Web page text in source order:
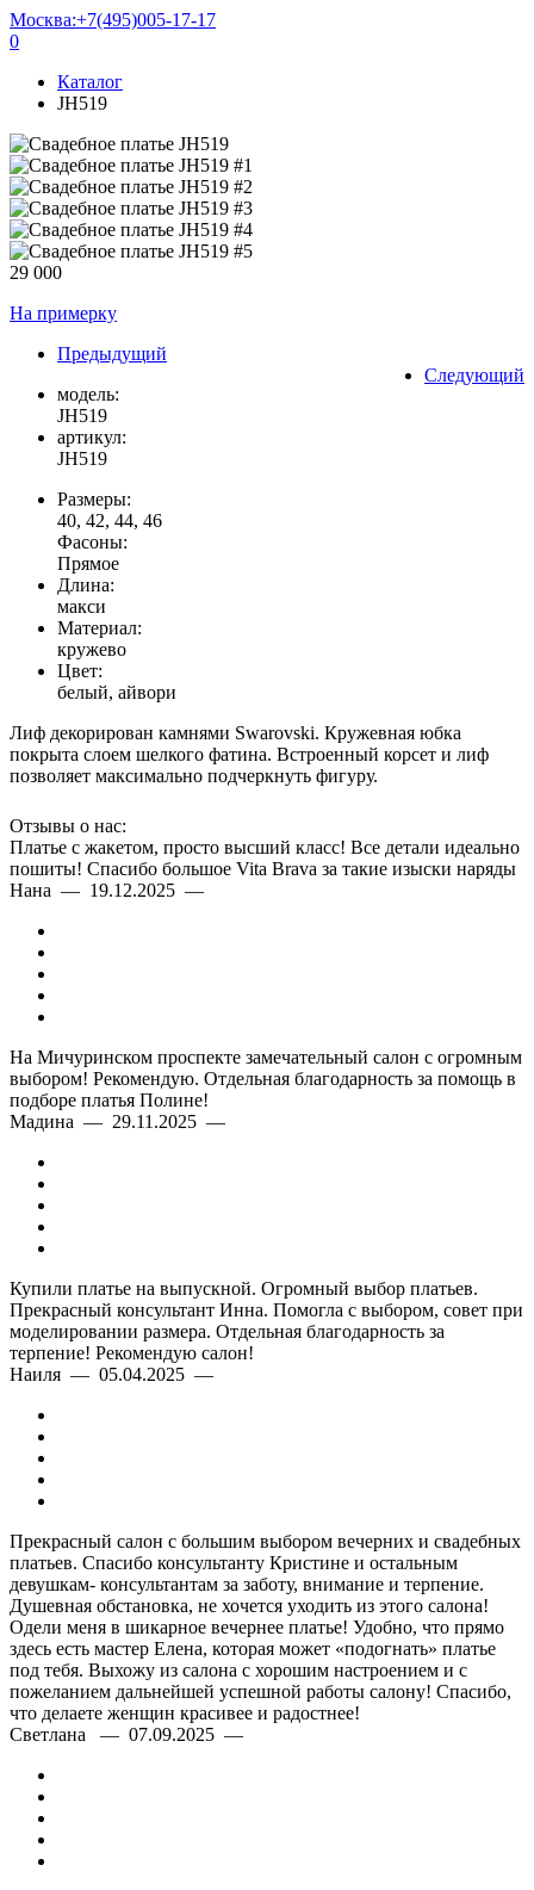
Москва:+7(495)005-17-17
0
Каталог
JH519
29 000
На примерку
Предыдущий
Следующий
модель:
JH519
артикул:
JH519
Размеры:
40, 42, 44, 46
Фасоны:
Прямое
Длина:
макси
Материал:
кружево
Цвет:
белый, айвори
Лиф декорирован камнями Swarovski. Кружевная юбка
покрыта слоем шелкого фатина. Встроенный корсет и лиф
позволяет максимально подчеркнуть фигуру.
Отзывы о нас:
Платье с жакетом, просто высший класс! Все детали идеально
пошиты! Спасибо большое Vita Brava за такие изыски наряды
Нана — 19.12.2025 —
На Мичуринском проспекте замечательный салон с огромным
выбором! Рекомендую. Отдельная благодарность за помощь в
подборе платья Полине!
Мадина — 29.11.2025 —
Купили платье на выпускной. Огромный выбор платьев.
Прекрасный консультант Инна. Помогла с выбором, совет при
моделировании размера. Отдельная благодарность за
терпение! Рекомендую салон!
Наиля — 05.04.2025 —
Прекрасный салон с большим выбором вечерних и свадебных
платьев. Спасибо консультанту Кристине и остальным
девушкам- консультантам за заботу, внимание и терпение.
Душевная обстановка, не хочется уходить из этого салона!
Одели меня в шикарное вечернее платье! Удобно, что прямо
здесь есть мастер Елена, которая может «подогнать» платье
под тебя. Выхожу из салона с хорошим настроением и с
пожеланием дальнейшей успешной работы салону! Спасибо,
что делаете женщин красивее и радостнее!
Светлана — 07.09.2025 —